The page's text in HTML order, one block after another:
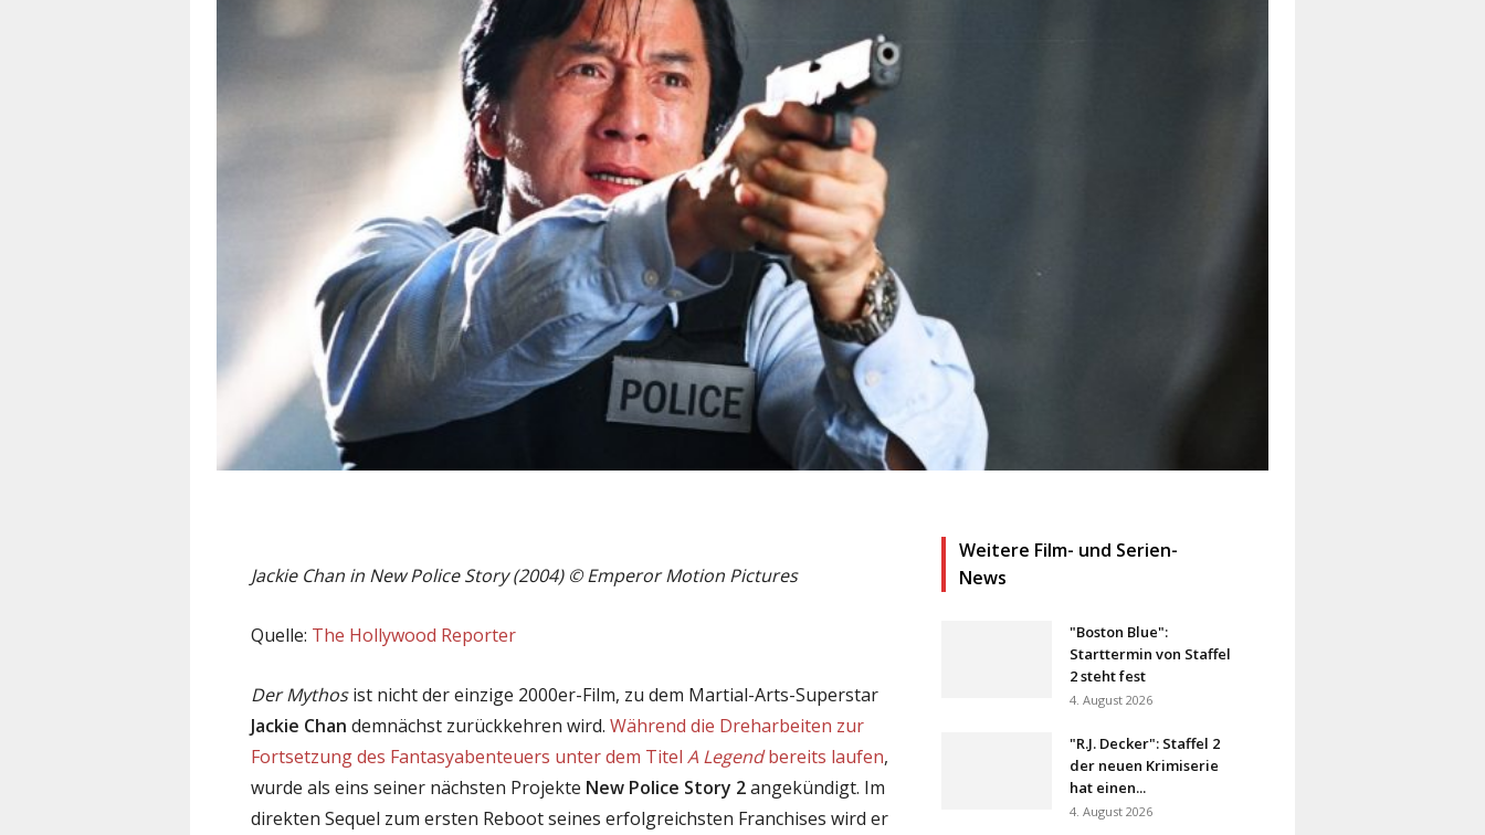
Jackie Chan in New Police Story (2004) © Emperor Motion Pictures
Quelle: The Hollywood Reporter
Der Mythosist nicht der einzige 2000er-Film, zu dem Martial-Arts-Superstar
Jackie Chan demnächst zurückkehren wird. Während die Dreharbeiten zur
Fortsetzung des Fantasyabenteuers unter dem Titel A Legendbereits laufen,
wurde als eins seiner nächsten Projekte New Police Story 2angekündigt. Im
direkten Sequel zum ersten Reboot seines erfolgreichsten Franchises wird er
Weitere Film- und Serien-
News
"Boston Blue":
Starttermin von Staffel
2 steht fest
4. August 2026
"R.J. Decker": Staffel 2
der neuen Krimiserie
hat einen...
4. August 2026